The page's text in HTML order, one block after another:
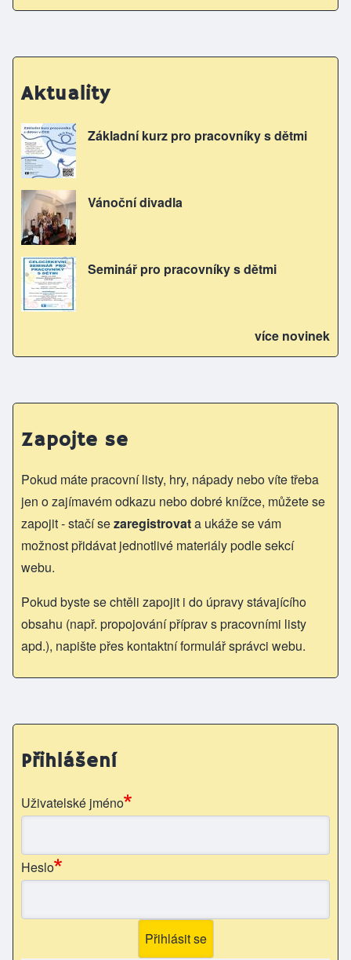
Aktuality
Základní kurz pro pracovníky s dětmi
Vánoční divadla
Seminář pro pracovníky s dětmi
více novinek
Zapojte se
Pokud máte pracovní listy, hry, nápady nebo víte třeba
jen o zajímavém odkazu nebo dobré knížce, můžete se
zapojit - stačí sezaregistrovata ukáže se vám
možnost přidávat jednotlivé materiály podle sekcí
webu.
Pokud byste se chtěli zapojit i do úpravy stávajícího
obsahu (např. propojování příprav s pracovními listy
apd.), napište přes kontaktní formulář správci webu.
Přihlášení
Uživatelské jméno
Heslo